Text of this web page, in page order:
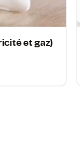
et gaz)